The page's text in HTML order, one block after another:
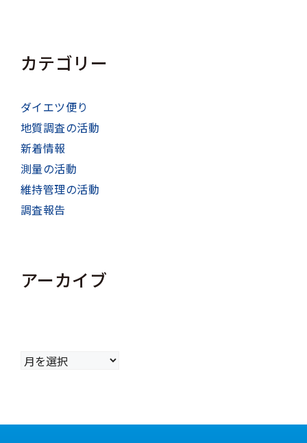
カテゴリー
ダイエツ便り
地質調査の活動
新着情報
測量の活動
維持管理の活動
調査報告
アーカイブ
ア
ー